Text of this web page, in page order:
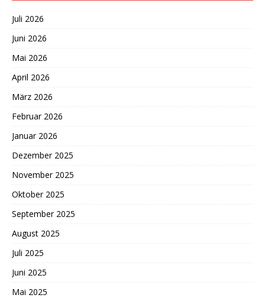
Juli 2026
Juni 2026
Mai 2026
April 2026
März 2026
Februar 2026
Januar 2026
Dezember 2025
November 2025
Oktober 2025
September 2025
August 2025
Juli 2025
Juni 2025
Mai 2025